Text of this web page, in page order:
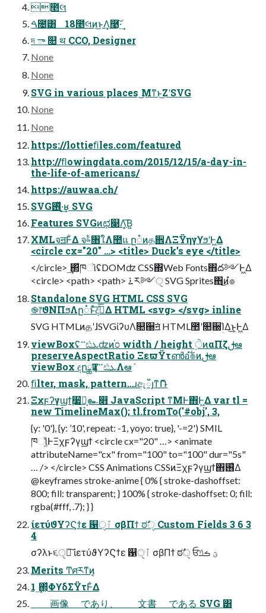
೥લ
ࠓ೔͸ 18೥લͷ͜ͱΛ͓࿩͠·͢
দ ా ௚ थ CCO, Designer
None
None
SVG in various places ͜Μͳͱ͜ΖʹSVG
None
None
https://lottieﬁles.com/featured
http://ﬂowingdata.com/2015/12/15/a-day-in-
the-life-of-americans/
https://auwaa.ch/
SVG࢖ͬͯ·͔͢ʁ SVG
Features SVGͷಛ௃Λ͓͞Β͍
XMLจॻͰ͋Δ จࣈ৘ใΛ಺แ ը૾ͷத਎ΛΞΫηγϒϧʹͰ͖Δ
<circle cx="20" …> <title> Duck’s eye </title>
</circle> ͢΂͕ͯཁૉʢDOMʣ CSS΍Web Fonts΋ద༻Ͱ͖Δ
<circle> <path> <path> ࠶ར༻ੑ SVG Sprites΋͜ͷํ๏
Standalone SVG HTML CSS SVG
֎෦ϑΝΠϧΛը૾ͱͯ͠දࣔͤ͞Δ HTML <svg> </svg> inline
SVG HTMLͷதʹɺSVGίʔυΛ௚઀ॻ͘ HTML಺ʹ௚઀ؚΊΔ͜ͱ͕Ͱ͖Δ
viewBoxʢ࠲ඪܥʣͷ֓೦ width / height ࣮ੇͷαΠζࢦఆ
preserveAspectRatio ΞεϖΫτൺอ࣋ํ๏ͷࢦఆ
viewBox ඳըྖҬͷ࠲ඪܥΛఆٛ
ﬁlter, mask, pattern…ɹඇഁյͳޮՌ
Ξχϝʔγϣϯ࣮૷ํ๏͕๛෋ JavaScript ͳΜͰ΋Ͱ͖Δ var tl =
new TimelineMax(); tl.fromTo('#obj', 3,
{y: '0'}, {y: ’10', repeat: -1, yoyo: true}, '-=2') SMIL
ཁૉ͚ͩͰΞχϝʔγϣϯ <circle cx="20" …> <animate
attributeName="cx" from="100" to="100" dur="5s"
… /> </circle> CSS Animations CSSͷΞχϝʔγϣϯ΋࢖͑Δ
@keyframes stroke-anime { 0% { stroke-dashoffset:
800; fill: transparent; } 100% { stroke-dashoffset: 0; fill:
rgba(#fff, .7); } }
ίετύϑΥʔϚϯε ଱ٱੑ σβΠϯ ಠࣗੑ Custom Fields 3 6 3
4
σʔλͱ૬ੑྑ͠ ίετύϑΥʔϚϯε ଱ٱੑ σβΠϯ ಠࣗੑ ਓؾ ࡏݿ
Merits Ͳ͏ศརͳͷ͔
1 ͢΂͕ͯΦϒδΣΫτͰ͋Δ
画像 であり、 ⽂書 である SVG ͸